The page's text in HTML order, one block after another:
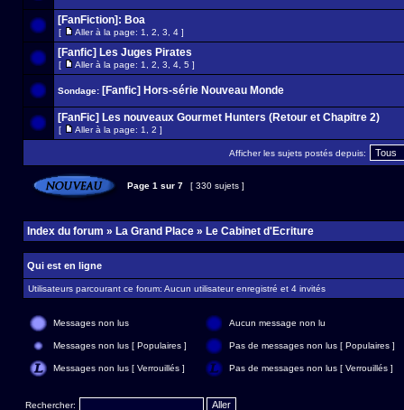
[FanFiction]: Boa
[ Aller à la page: 1 2 3 4 ]
[Fanfic] Les Juges Pirates
[ Aller à la page: 1 2 3 4 5 ]
Sondage: [Fanfic] Hors-série Nouveau Monde
[FanFic] Les nouveaux Gourmet Hunters (Retour et Chapitre 2)
[ Aller à la page: 1 2 ]
Afficher les sujets postés depuis:
Page 1 sur 7 [ 330 sujets ]
Index du forum » La Grand Place » Le Cabinet d'Ecriture
Qui est en ligne
Utilisateurs parcourant ce forum: Aucun utilisateur enregistré et 4 invités
Messages non lus Aucun message non lu
Messages non lus [ Populaires ] Pas de messages non lus [ Populaires ]
Messages non lus [ Verrouillés ] Pas de messages non lus [ Verrouillés ]
Rechercher: